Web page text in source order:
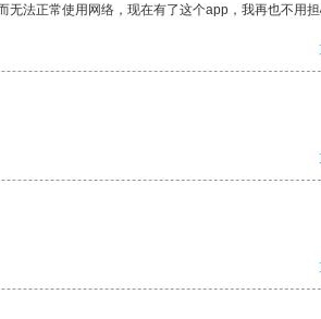
法正常使用网络，现在有了这个app，我再也不用担